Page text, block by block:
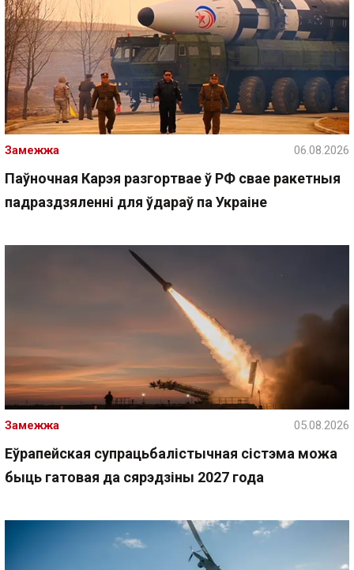
Паўночная Карэя разгортвае ў РФ свае ракетныя
падраздзяленні для ўдараў па Украіне
Замежжа 06.08.2026
Еўрапейская супрацьбалістычная сістэма можа
быць гатовая да сярэдзіны 2027 года
Замежжа 05.08.2026